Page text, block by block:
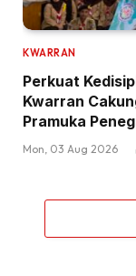
KWARRAN
Perkuat
Kwarran
Pramuka
Mon, 03 Aug 2026